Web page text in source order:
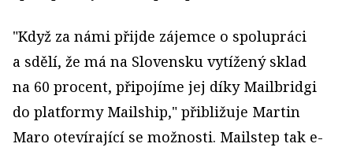
"Když za námi přijde zájemce o spolupráci
a sdělí, že má na Slovensku vytížený sklad
na 60 procent, připojíme jej díky Mailbridgi
do platformy Mailship," přibližuje Martin
Maro otevírající se možnosti. Mailstep tak e-